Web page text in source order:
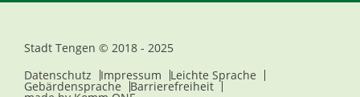
Stadt Tengen © 2018 - 2025
Datenschutz
Impressum Leichte Sprache
Gebärdensprache Barrierefreiheit